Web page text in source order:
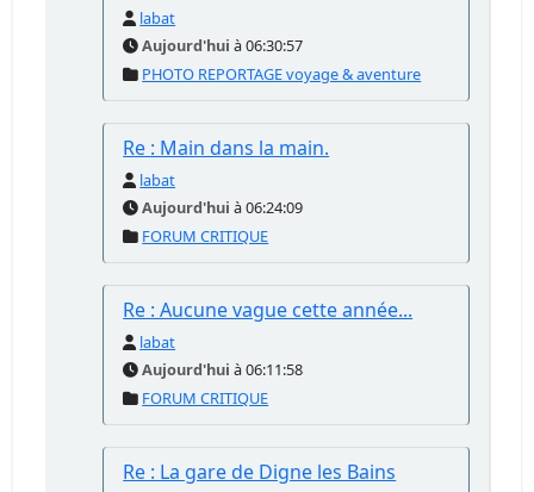
labat
Aujourd'hui à 06:30:57
PHOTO REPORTAGE voyage & aventure
Re : Main dans la main.
labat
Aujourd'hui à 06:24:09
FORUM CRITIQUE
Re : Aucune vague cette année...
labat
Aujourd'hui à 06:11:58
FORUM CRITIQUE
Re : La gare de Digne les Bains